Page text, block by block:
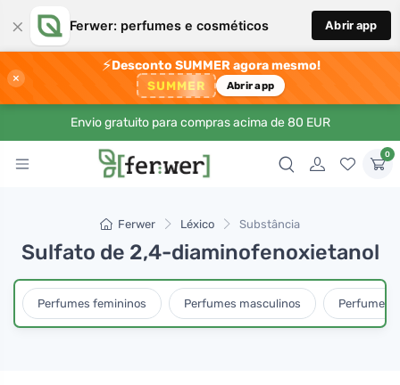
× Ferwer: perfumes e cosméticos Abrir app
×
⚡Desconto SUMMER agora mesmo!
SUMMER Abrir app
Envio gratuito para compras acima de 80 EUR
0
Ferwer Léxico Substância
Sulfato de 2,4-diaminofenoxietanol
Perfumes femininos Perfumes masculinos Perfumes